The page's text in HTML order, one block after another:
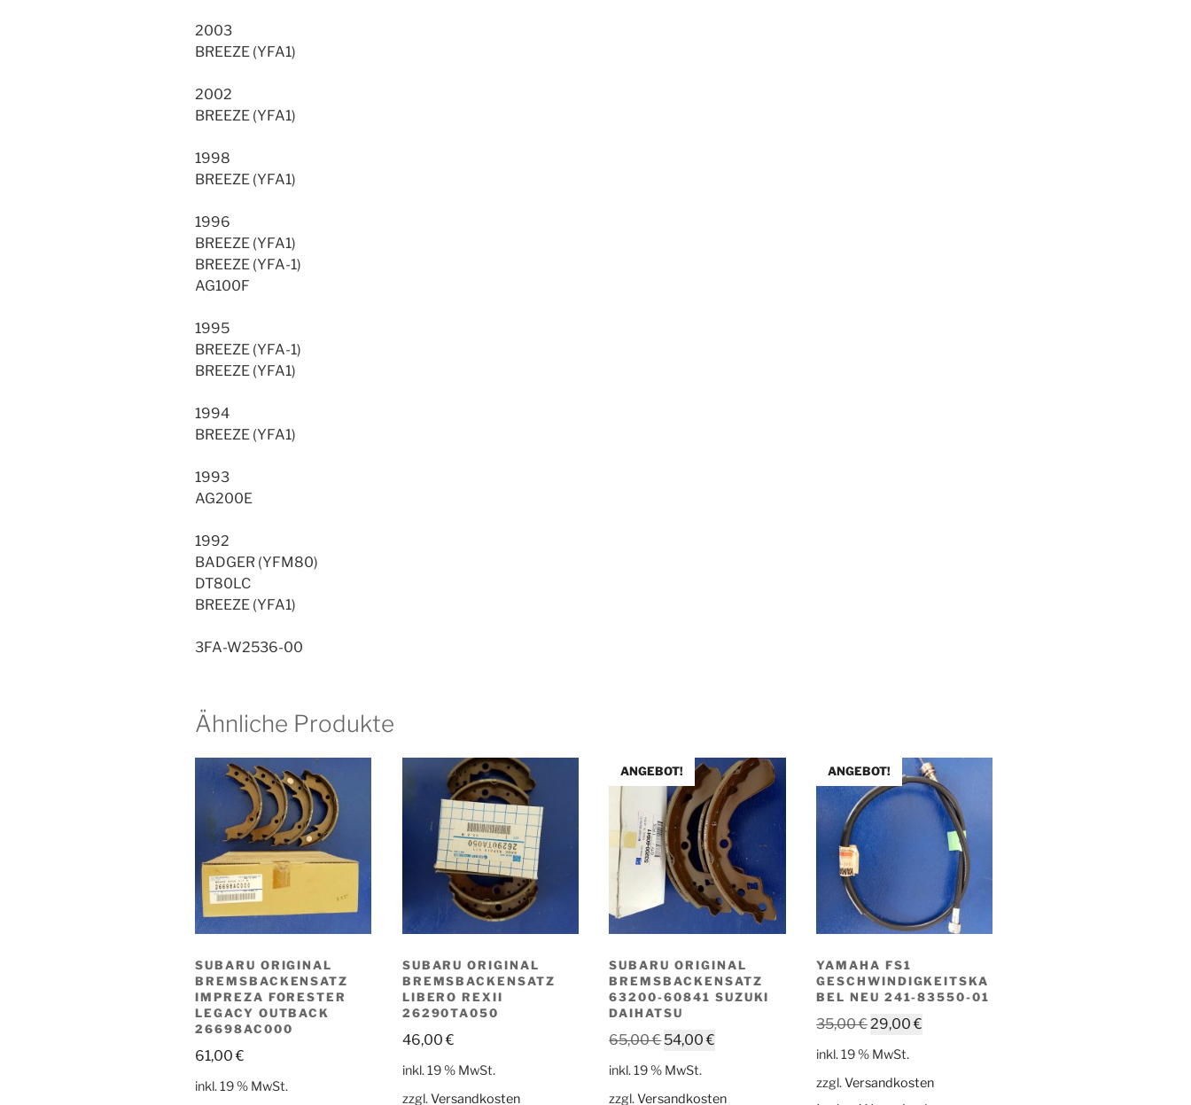
2003
BREEZE (YFA1)
2002
BREEZE (YFA1)
1998
BREEZE (YFA1)
1996
BREEZE (YFA1)
BREEZE (YFA-1)
AG100F
1995
BREEZE (YFA-1)
BREEZE (YFA1)
1994
BREEZE (YFA1)
1993
AG200E
1992
BADGER (YFM80)
DT80LC
BREEZE (YFA1)
3FA-W2536-00
Ähnliche Produkte
SUBARU ORIGINAL
BREMSBACKENSATZ
IMPREZA FORESTER
LEGACY OUTBACK
26698AC000
61,00€
inkl. 19 % MwSt.
SUBARU ORIGINAL
BREMSBACKENSATZ
LIBERO REXII
26290TA050
46,00€
inkl. 19 % MwSt.
zzgl.Versandkosten
ANGEBOT!
SUBARU ORIGINAL
BREMSBACKENSATZ
63200-60841 SUZUKI
DAIHATSU
65,00€Ursprünglicher
54,00€
inkl. 19 % MwSt.
zzgl.Versandkosten
ANGEBOT!
YAMAHA FS1
GESCHWINDIGKEITSKA
BEL NEU 241-83550-01
35,00€ Ursprünglicher
35,00 €
29,00€
29,00 €.
inkl. 19 % MwSt.
zzgl.Versandkosten